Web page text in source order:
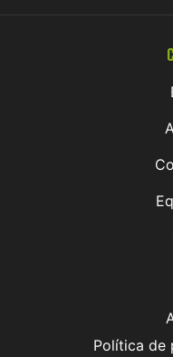
Política de